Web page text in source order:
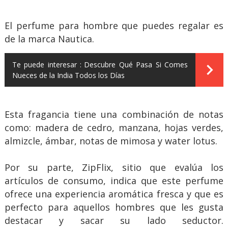
El perfume para hombre que puedes regalar es
de la marca Nautica.
Te puede interesar : Descubre Qué Pasa Si Comes
Nueces de la India Todos los Días
Esta fragancia tiene una combinación de notas
como: madera de cedro, manzana, hojas verdes,
almizcle, ámbar, notas de mimosa y water lotus.
Por su parte, ZipFlix, sitio que evalúa los
artículos de consumo, indica que este perfume
ofrece una experiencia aromática fresca y que es
perfecto para aquellos hombres que les gusta
destacar y sacar su lado seductor.